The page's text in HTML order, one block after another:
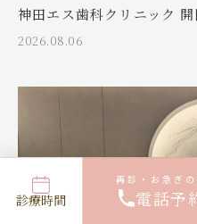
神田エス歯科クリニック
2026.08.06
診療時間
再診・お急ぎの
電話予